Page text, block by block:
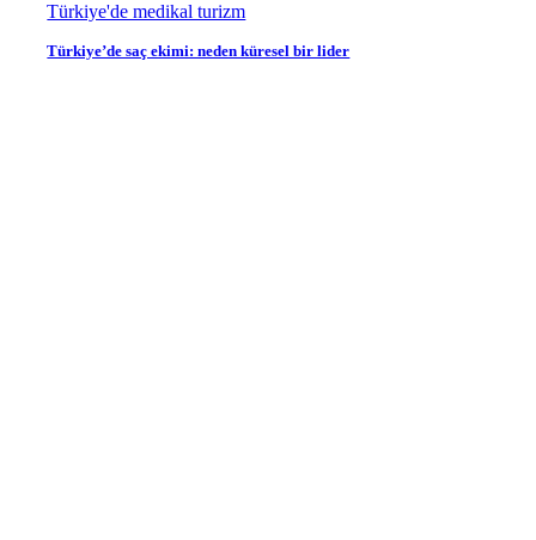
Türkiye'de medikal turizm
Türkiye’de saç ekimi: neden küresel bir lider